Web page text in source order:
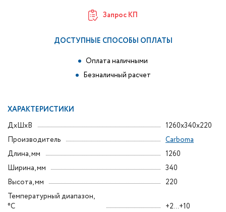
Запрос КП
ДОСТУПНЫЕ СПОСОБЫ ОПЛАТЫ
Оплата наличными
Безналичный расчет
ХАРАКТЕРИСТИКИ
ДxШxВ
1260x340x220
Производитель
Carboma
Длина, мм
1260
Ширина, мм
340
Высота, мм
220
Температурный диапазон,
°C
+2...+10